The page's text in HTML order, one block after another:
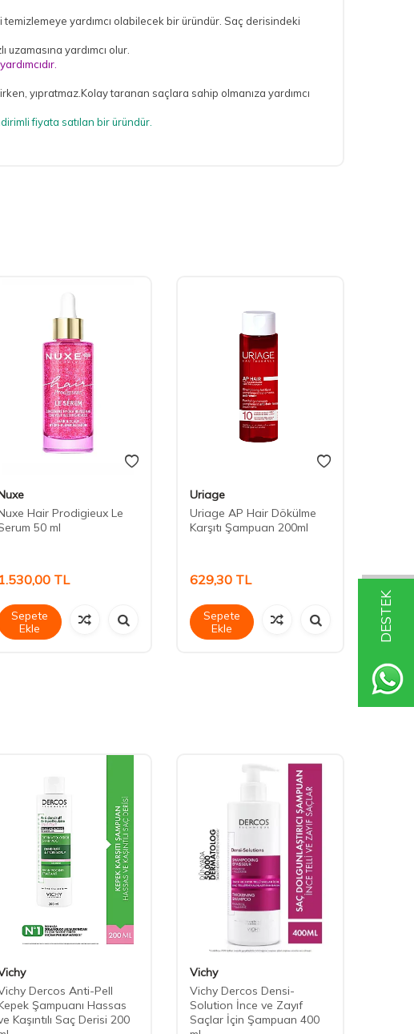
DESTEK
temizlemeye yardımcı olabilecek bir üründür. Saç derisindeki
yardımcı olur.
yıpratmaz.Kolay taranan saçlara sahip olmanıza yardımcı
fiyata satılan bir üründür.
Hair Prodigieux Le
50 ml
1.530,00 TL
Sepete
Ekle
Uriage
Uriage AP Hair Dökülme
Karşıtı Şampuan 200ml
629,30 TL
Sepete
Ekle
Dercos Anti-Pell
Şampuanı Hassas
Kaşıntılı Saç Derisi 200
Vichy
Vichy Dercos Densi-
Solution İnce ve Zayıf
Saçlar İçin Şampuan 400